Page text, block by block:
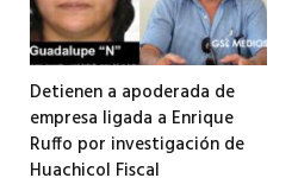
Detienen a apoderada de
empresa ligada a Enrique
Ruffo por investigación de
Huachicol Fiscal